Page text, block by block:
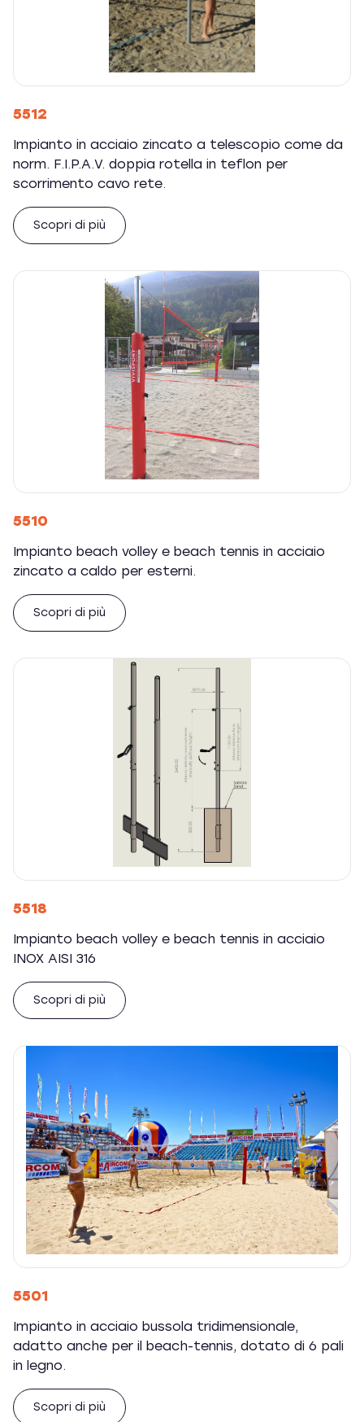
5512
Impianto in acciaio zincato a telescopio come da
norm. F.I.P.A.V. doppia rotella in teflon per
scorrimento cavo rete.
Scopri di più
5510
Impianto beach volley e beach tennis in acciaio
zincato a caldo per esterni.
Scopri di più
5518
Impianto beach volley e beach tennis in acciaio
INOX AISI 316
Scopri di più
5501
Impianto in acciaio bussola tridimensionale,
adatto anche per il beach-tennis, dotato di 6 pali
in legno.
Scopri di più